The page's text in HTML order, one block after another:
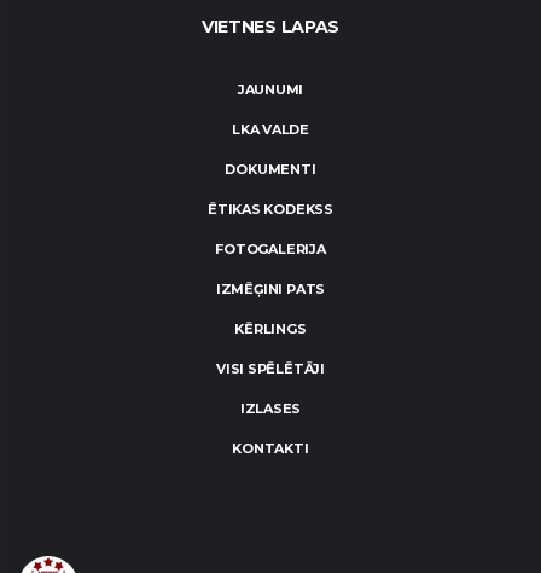
VIETNES LAPAS
JAUNUMI
LKA VALDE
DOKUMENTI
ĒTIKAS KODEKSS
FOTOGALERIJA
IZMĒĢINI PATS
KĒRLINGS
VISI SPĒLĒTĀJI
IZLASES
KONTAKTI